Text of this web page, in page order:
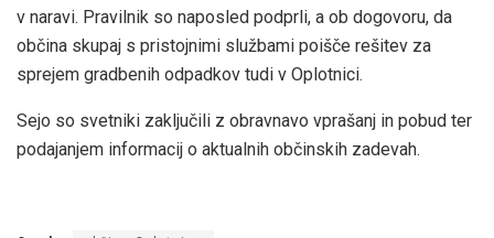
v naravi. Pravilnik so naposled podprli, a ob dogovoru, da
občina skupaj s pristojnimi službami poišče rešitev za
sprejem gradbenih odpadkov tudi v Oplotnici.
Sejo so svetniki zaključili z obravnavo vprašanj in pobud ter
podajanjem informacij o aktualnih občinskih zadevah.